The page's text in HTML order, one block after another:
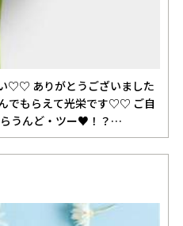
ありがとうございました
でもらえて光栄です♡♡ ご自
うんど・ツー♥！？…